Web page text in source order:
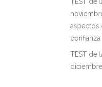
TEST de
aspectos
confianza
TEST de